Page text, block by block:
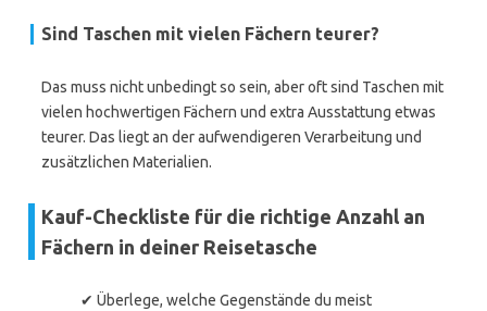
Sind Taschen mit vielen Fächern teurer?
Das muss nicht unbedingt so sein, aber oft sind Taschen mit
vielen hochwertigen Fächern und extra Ausstattung etwas
teurer. Das liegt an der aufwendigeren Verarbeitung und
zusätzlichen Materialien.
Kauf-Checkliste für die richtige Anzahl an
Fächern in deiner Reisetasche
✔ Überlege, welche Gegenstände du meist